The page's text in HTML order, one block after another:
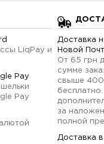
LiqPay и
Pay
Pay
Доставка
Новой
От 65 грн
сумме
свыше
бесплатно.
за
полной
Доставка